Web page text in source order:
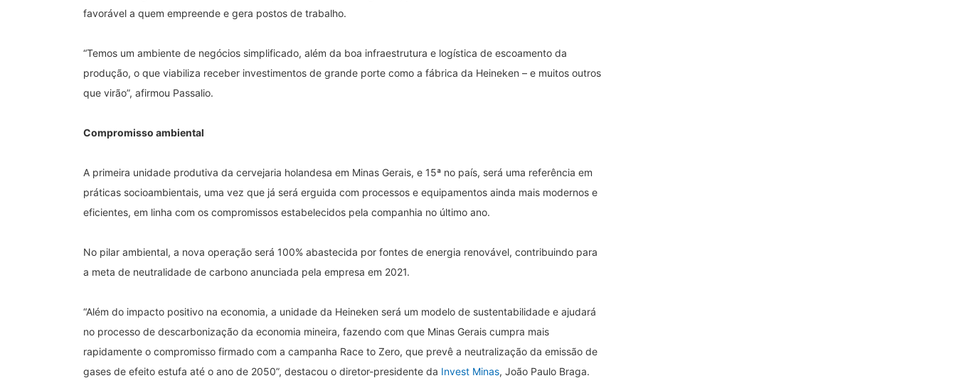
favorável a quem empreende e gera postos de trabalho.
“Temos um ambiente de negócios simplificado, além da boa infraestrutura e logística de escoamento da
produção, o que viabiliza receber investimentos de grande porte como a fábrica da Heineken – e muitos outros
que virão”, afirmou Passalio.
Compromisso ambiental
A primeira unidade produtiva da cervejaria holandesa em Minas Gerais, e 15ª no país, será uma referência em
práticas socioambientais, uma vez que já será erguida com processos e equipamentos ainda mais modernos e
eficientes, em linha com os compromissos estabelecidos pela companhia no último ano.
No pilar ambiental, a nova operação será 100% abastecida por fontes de energia renovável, contribuindo para
a meta de neutralidade de carbono anunciada pela empresa em 2021.
“Além do impacto positivo na economia, a unidade da Heineken será um modelo de sustentabilidade e ajudará
no processo de descarbonização da economia mineira, fazendo com que Minas Gerais cumpra mais
rapidamente o compromisso firmado com a campanha Race to Zero, que prevê a neutralização da emissão de
gases de efeito estufa até o ano de 2050”, destacou o diretor-presidente da Invest Minas, João Paulo Braga.